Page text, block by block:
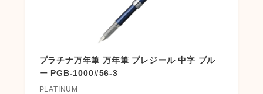
プラチナ万年筆 万年筆 プレジール 中字 ブル
ー PGB-1000#56-3
PLATINUM